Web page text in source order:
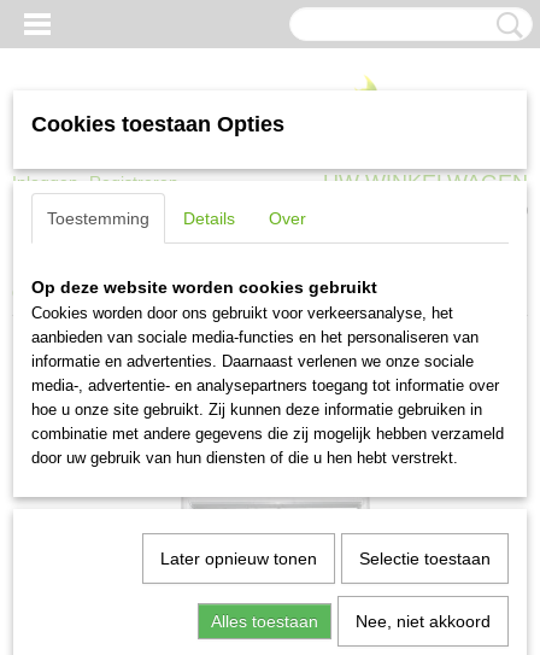
Inloggen Registreren UW WINKELWAGEN
(0)
Opbouwframe 075-4
Cookies toestaan Opties
Toestemming Details Over
Op deze website worden cookies gebruikt
Cookies worden door ons gebruikt voor verkeersanalyse, het
aanbieden van sociale media-functies en het personaliseren van
informatie en advertenties. Daarnaast verlenen we onze sociale
media-, advertentie- en analysepartners toegang tot informatie over
hoe u onze site gebruikt. Zij kunnen deze informatie gebruiken in
combinatie met andere gegevens die zij mogelijk hebben verzameld
door uw gebruik van hun diensten of die u hen hebt verstrekt.
Later opnieuw tonen Selectie toestaan
Alles toestaan Nee, niet akkoord